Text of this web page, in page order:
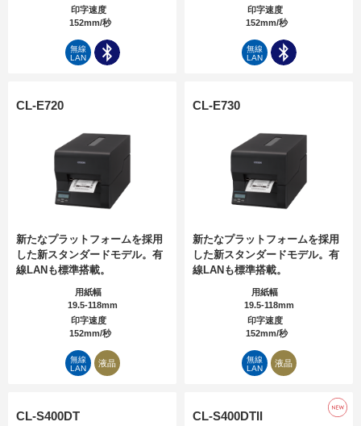
印字速度
152mm/秒
無線
LAN
印字速度
152mm/秒
無線
LAN
CL-E720
新たなプラットフォームを採用
した新スタンダードモデル。有
線LANも標準搭載。
用紙幅
19.5-118mm
印字速度
152mm/秒
無線
LAN
液晶
CL-E730
新たなプラットフォームを採用
した新スタンダードモデル。有
線LANも標準搭載。
用紙幅
19.5-118mm
印字速度
152mm/秒
無線
LAN
液晶
CL-S400DT CL-S400DTII